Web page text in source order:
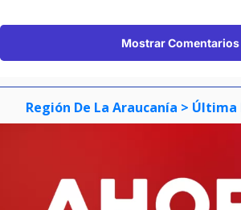
Mostrar Comentarios
Región De La Araucanía > Última